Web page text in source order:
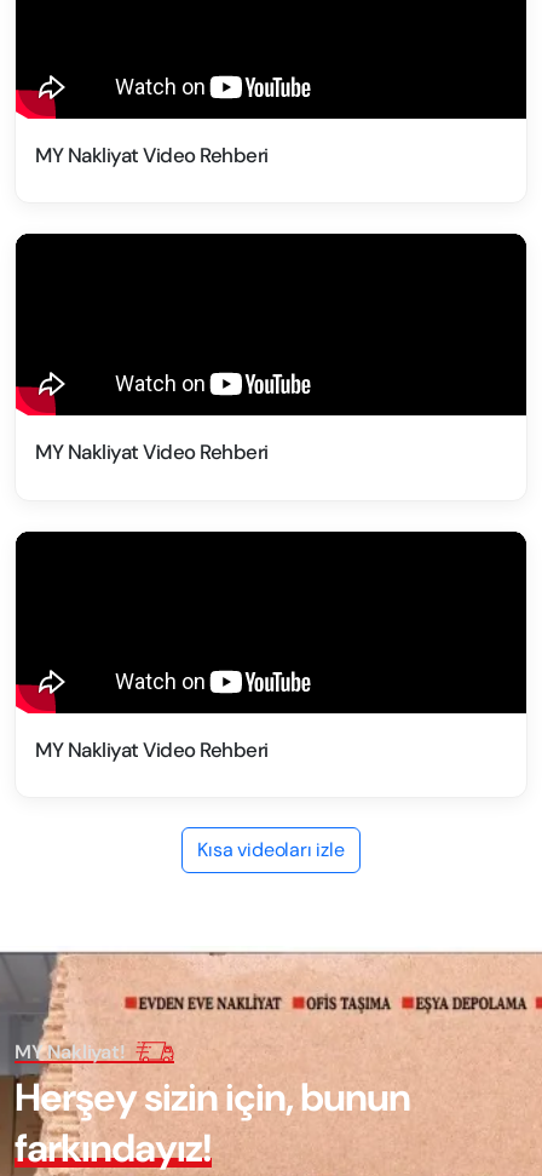
MY Nakliyat Video Rehberi
MY Nakliyat Video Rehberi
MY Nakliyat Video Rehberi
Kısa videoları izle
MY Nakliyat!
Herşeysiziniçin,bunun
farkındayız!